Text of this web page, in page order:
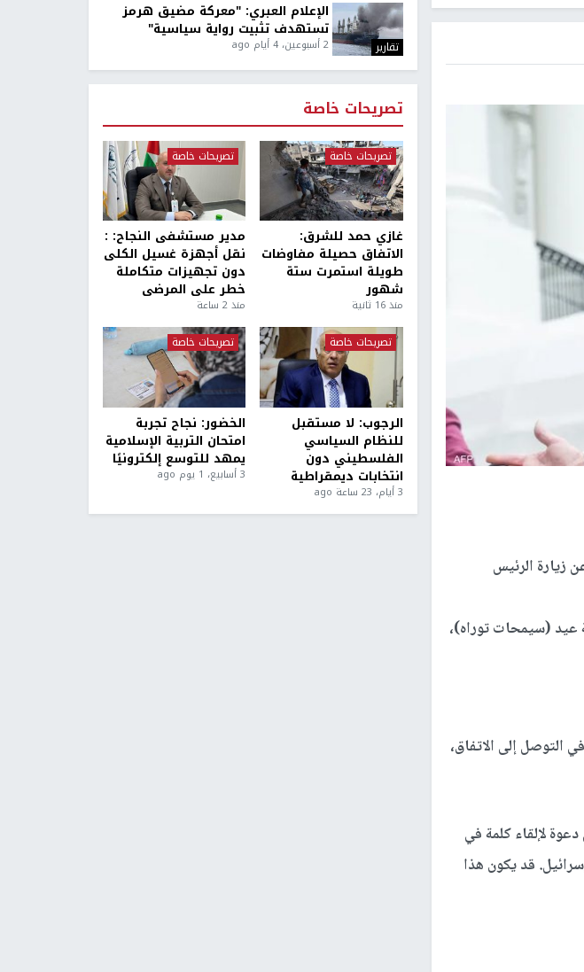
جديدة عن زيارة الرئيس
يوم الإثنين الساعة 9:20 صباحًا عشية عيد (سيمحات توراه)،
التوصل إلى الاتفاق،
لإلقاء كلمة في
قد يكون هذا
تقارير
الإعلام العبري: "معركة مضيق هرمز
تستهدف تثبيت رواية سياسية"
2 أسبوعين، 4 أيام ago
تصريحات خاصة
تصريحات خاصة
غازي حمد للشرق:
الاتفاق حصيلة مفاوضات
طويلة استمرت ستة
شهور
منذ 16 ثانية
تصريحات خاصة
مدير مستشفى النجاح: :
نقل أجهزة غسيل الكلى
دون تجهيزات متكاملة
خطر على المرضى
منذ 2 ساعة
تصريحات خاصة
الرجوب: لا مستقبل
للنظام السياسي
الفلسطيني دون
انتخابات ديمقراطية
3 أيام، 23 ساعة ago
تصريحات خاصة
الخضور: نجاح تجربة
امتحان التربية الإسلامية
يمهد للتوسع إلكترونيًا
3 أسابيع، 1 يوم ago